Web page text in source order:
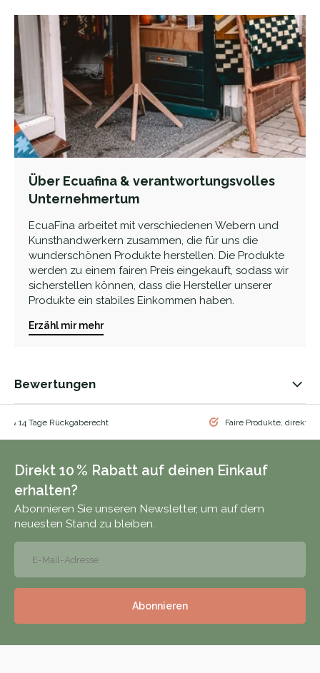
Über Ecuafina & verantwortungsvolles
Unternehmertum
EcuaFina arbeitet mit verschiedenen Webern und
Kunsthandwerkern zusammen, die für uns die
wunderschönen Produkte herstellen. Die Produkte
werden zu einem fairen Preis eingekauft, sodass wir
sicherstellen können, dass die Hersteller unserer
Produkte ein stabiles Einkommen haben.
Erzähl mir mehr
Bewertungen
& 14 Tage Rückgaberecht Faire Produkte, direkt
Direkt 10 % Rabatt auf deinen Einkauf
erhalten?
Abonnieren Sie unseren Newsletter, um auf dem
neuesten Stand zu bleiben.
Abonnieren